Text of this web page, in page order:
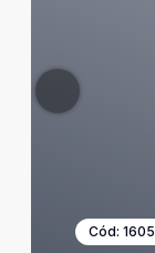
Cód: 1605